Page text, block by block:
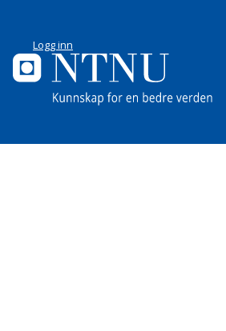
Logg inn